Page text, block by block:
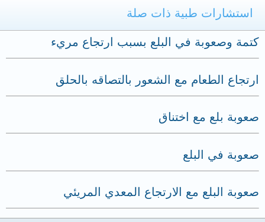
استشارات طبية ذات صلة
كتمة وصعوبة في البلع بسبب ارتجاع مريء
ارتجاع الطعام مع الشعور بالتصاقه بالحلق
صعوبة بلع مع اختناق
صعوبة في البلع
صعوبة البلع مع الارتجاع المعدي المريئي